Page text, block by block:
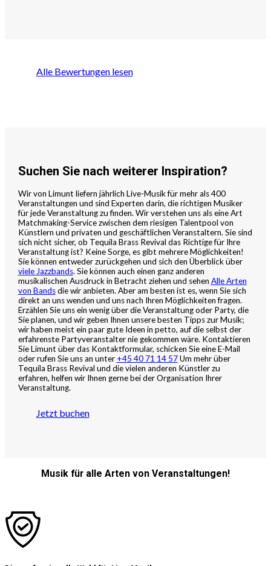
Alle Bewertungen lesen
Suchen Sie nach weiterer Inspiration?
Wir von Limunt liefern jährlich Live-Musik für mehr als 400
Veranstaltungen und sind Experten darin, die richtigen Musiker
für jede Veranstaltung zu finden. Wir verstehen uns als eine Art
Matchmaking-Service zwischen dem riesigen Talentpool von
Künstlern und privaten und geschäftlichen Veranstaltern. Sie sind
sich nicht sicher, ob Tequila Brass Revival das Richtige für Ihre
Veranstaltung ist? Keine Sorge, es gibt mehrere Möglichkeiten!
Sie können entweder zurückgehen und sich den Überblick über
viele Jazzbands. Sie können auch einen ganz anderen
musikalischen Ausdruck in Betracht ziehen und sehen Alle Arten
von Bandsdie wir anbieten. Aber am besten ist es, wenn Sie sich
direkt an uns wenden und uns nach Ihren Möglichkeiten fragen.
Erzählen Sie uns ein wenig über die Veranstaltung oder Party, die
Sie planen, und wir geben Ihnen unsere besten Tipps zur Musik;
wir haben meist ein paar gute Ideen in petto, auf die selbst der
erfahrenste Partyveranstalter nie gekommen wäre. Kontaktieren
Sie Limunt über das Kontaktformular, schicken Sie eine E-Mail
oder rufen Sie uns an unter +45 40 71 14 57Um mehr über
Tequila Brass Revival und die vielen anderen Künstler zu
erfahren, helfen wir Ihnen gerne bei der Organisation Ihrer
Veranstaltung.
Jetzt buchen
Musik für alle Arten von Veranstaltungen!